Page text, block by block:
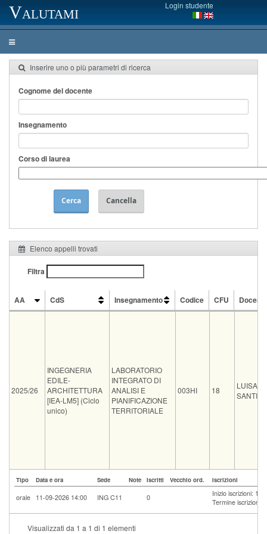
Valutami Login studente
Inserire uno o più parametri di ricerca
Cognome del docente
Insegnamento
Corso di laurea
Cerca Cancella
Elenco appelli trovati
Filtra
AA CdS Insegnamento Codice CFU
Docente
2025/26
INGEGNERIA
EDILE-
ARCHITETTURA
[IEA-LM5] (Ciclo
unico)
LABORATORIO
INTEGRATO DI
ANALISI E
PIANIFICAZIONE
TERRITORIALE
003HI 18
LUISA
SANTINI
Tipo Data e ora Sede Note Iscritti Vecchio ord. Iscrizioni
orale 11-09-2026 14:00 ING C11 0
Inizio iscrizioni:
Termine iscrizioni:
Visualizzati da 1 a 1 di 1 elementi